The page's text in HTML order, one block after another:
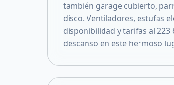
también garage cubierto,
disco. Ventiladores, estufas
disponibilidad y tarifas al 223
descanso en este hermoso